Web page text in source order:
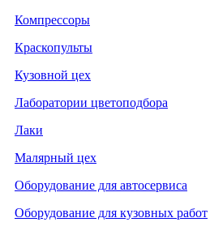
Компрессоры
Краскопульты
Кузовной цех
Лаборатории цветоподбора
Лаки
Малярный цех
Оборудование для автосервиса
Оборудование для кузовных работ